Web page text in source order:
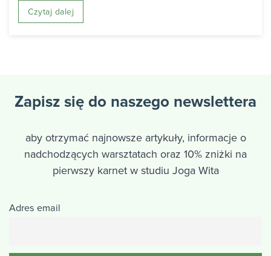
Czytaj dalej
Zapisz się do naszego newslettera
aby otrzymać najnowsze artykuły, informacje o
nadchodzących warsztatach oraz 10% zniżki na
pierwszy karnet w studiu Joga Wita
Adres email